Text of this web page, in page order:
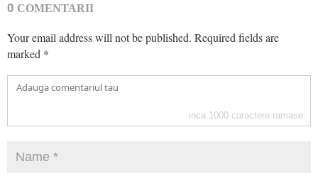
0 COMENTARII
Your email address will not be published. Required fields are
marked *
inca 1000 caractere ramase